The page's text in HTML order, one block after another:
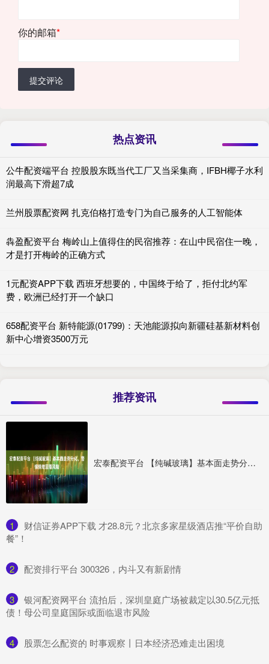
你的邮箱*
提交评论
热点资讯
公牛配资端平台 控股股东既当代工厂又当采集商，IFBH椰子水利
润最高下滑超7成
兰州股票配资网 扎克伯格打造专门为自己服务的人工智能体
犇盈配资平台 梅岭山上值得住的民宿推荐：在山中民宿住一晚，
才是打开梅岭的正确方式
1元配资APP下载 西班牙想要的，中国终于给了，拒付北约军
费，欧洲已经打开一个缺口
658配资平台 新特能源(01799)：天池能源拟向新疆硅基新材料创
新中心增资3500万元
推荐资讯
宏泰配资平台 【纯碱玻璃】基本面走势分化，警惕情绪回落风险
1
​财信证券APP下载 才28.8元？北京多家星级酒店推“平价自助
餐”！
2 ​配资排行平台 300326，内斗又有新剧情
3
​银河配资网平台 流拍后，深圳皇庭广场被裁定以30.5亿元抵
债！母公司皇庭国际或面临退市风险
4 ​股票怎么配资的 时事观察丨日本经济恐难走出困境